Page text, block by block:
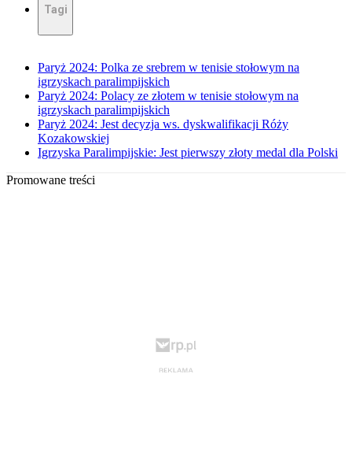
Tagi
Paryż 2024: Polka ze srebrem w tenisie stołowym na
igrzyskach paralimpijskich
Paryż 2024: Polacy ze złotem w tenisie stołowym na
igrzyskach paralimpijskich
Paryż 2024: Jest decyzja ws. dyskwalifikacji Róży
Kozakowskiej
Igrzyska Paralimpijskie: Jest pierwszy złoty medal dla Polski
Promowane treści